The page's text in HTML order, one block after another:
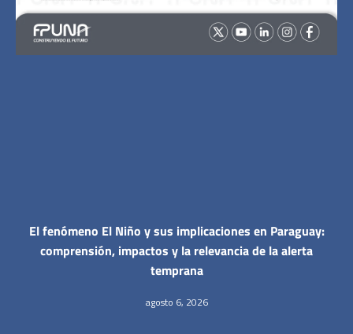
El fenómeno El Niño y sus implicaciones en Paraguay:
comprensión, impactos y la relevancia de la alerta
temprana
agosto 6, 2026